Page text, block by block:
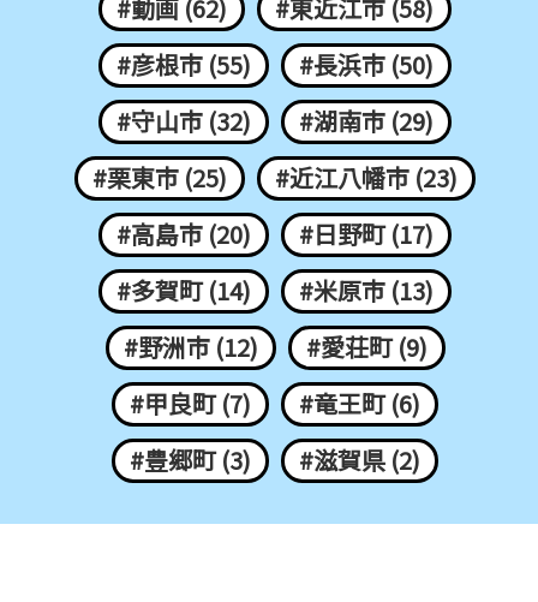
#動画 (62)
#東近江市 (58)
#彦根市 (55)
#長浜市 (50)
#守山市 (32)
#湖南市 (29)
#栗東市 (25)
#近江八幡市 (23)
#高島市 (20)
#日野町 (17)
#多賀町 (14)
#米原市 (13)
#野洲市 (12)
#愛荘町 (9)
#甲良町 (7)
#竜王町 (6)
#豊郷町 (3)
#滋賀県 (2)